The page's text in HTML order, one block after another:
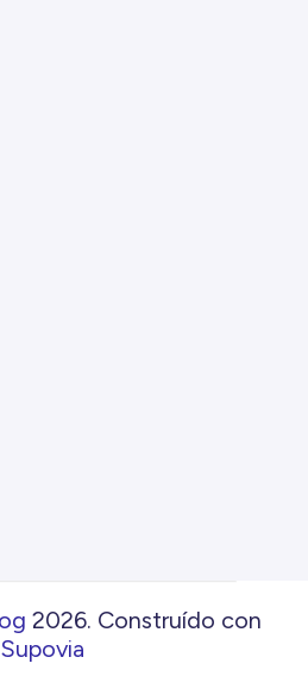
2026. Construído con
Supovia